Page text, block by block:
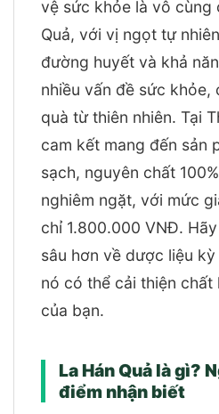
vệ sức khỏe là vô cùng
Quả, với vị ngọt tự
đường huyết và khả
nhiều vấn đề sức khỏe,
quà từ thiên nhiên. Tại
cam kết mang đến sản
sạch, nguyên chất
nghiêm ngặt, với mức
chỉ 1.800.000 VNĐ.
sâu hơn về dược liệu
nó có thể cải thiện
của bạn.
La Hán Quả là gì?
điểm nhận biết